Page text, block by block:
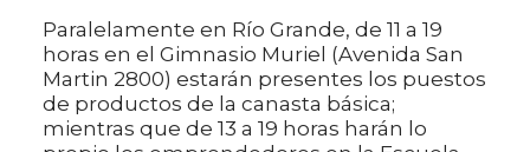
Paralelamente en Río Grande, de 11 a 19
horas en el Gimnasio Muriel (Avenida San
Martin 2800) estarán presentes los puestos
de productos de la canasta básica;
mientras que de 13 a 19 horas harán lo